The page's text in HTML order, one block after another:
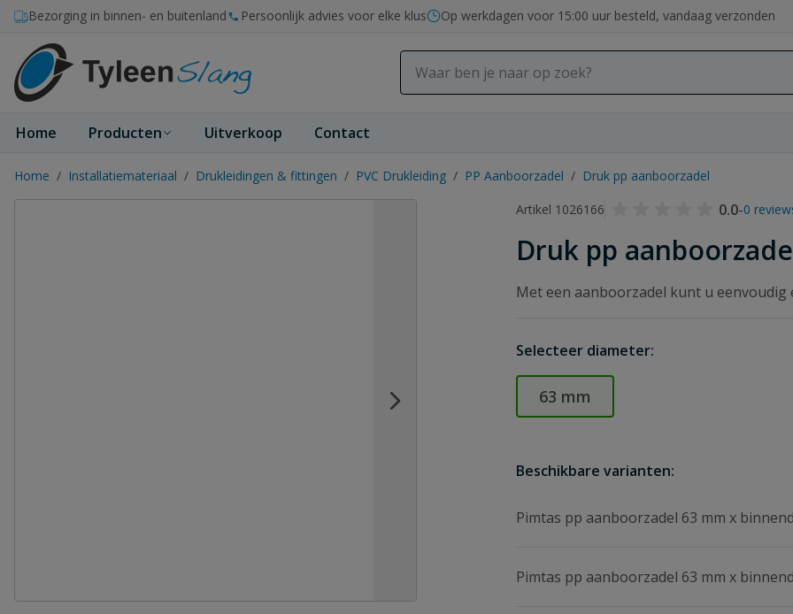
Ga naar de inhoud
Bezorging in binnen- en buitenland Persoonlijk advies voor elke klus Op werkdagen voor 15:00 uur besteld, vandaag verzonden
Home Producten Uitverkoop Contact
Home / Installatiemateriaal / Drukleidingen & fittingen / PVC Drukleiding / PP Aanboorzadel / Druk pp aanboorzadel
Artikel 1026166
0.0-0
Druk pp
Met een aanboorzadel kunt u
Selecteer diameter:
63 mm
Beschikbare varianten:
Pimtas pp aanboorzadel 63 mm x
Pimtas pp aanboorzadel 63 mm x